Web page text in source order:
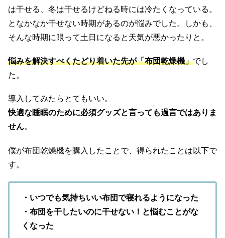
は干せる、冬は干せるけどねる時には冷たくなっている。
となかなか干せない時期があるのが悩みでした。しかも、
そんな時期に限って土日になると天気が悪かったりと。
悩みを解決すべくたどり着いた先が「布団乾燥機」でし
た。
導入してみたらとてもいい。
快適な睡眠のために必須グッズと言っても過言ではありま
せん。
僕が布団乾燥機を購入したことで、得られたことは以下で
す。
・いつでも気持ちいい布団で寝れるようになった
・布団を干したいのに干せない！と悩むことがな
くなった